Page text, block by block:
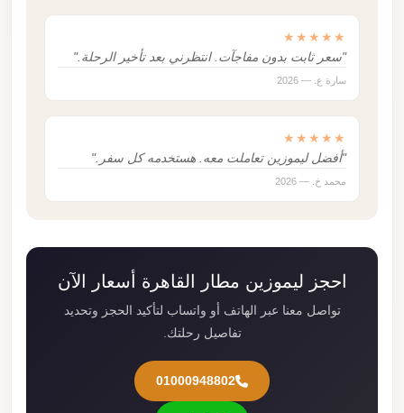
★★★★★
"سعر ثابت بدون مفاجآت. انتظرني بعد تأخير الرحلة."
سارة ع. — 2026
★★★★★
"أفضل ليموزين تعاملت معه. هستخدمه كل سفر."
محمد خ. — 2026
احجز ليموزين مطار القاهرة أسعار الآن
تواصل معنا عبر الهاتف أو واتساب لتأكيد الحجز وتحديد
تفاصيل رحلتك.
01000948802